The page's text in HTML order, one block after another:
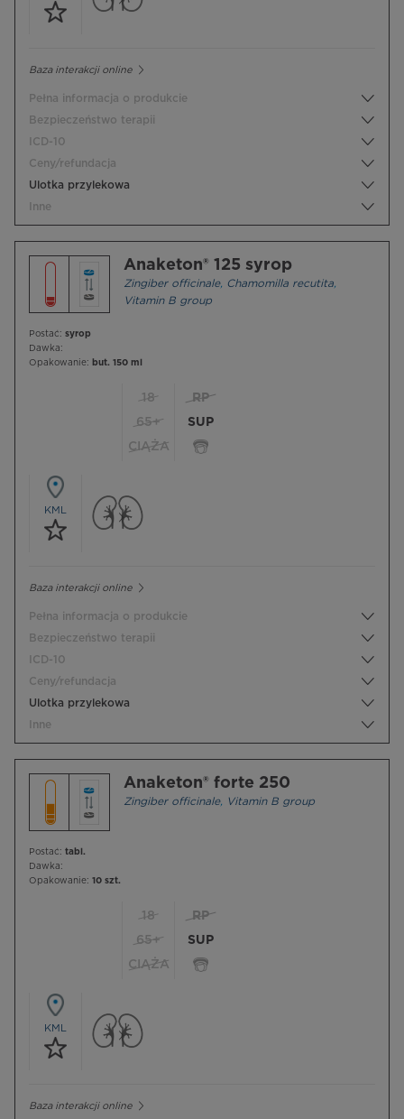
Baza interakcji online
Pełna informacja o produkcie
Bezpieczeństwo terapii
ICD-10
Ceny/refundacja
Ulotka przylekowa
Inne
Anaketon® 125 syrop
Zingiber officinale, Chamomilla recutita,
Vitamin B group
Postać: syrop
Dawka:
Opakowanie: but. 150 ml
18
65+
CIĄŻA
RP
SUP
KML
Baza interakcji online
Pełna informacja o produkcie
Bezpieczeństwo terapii
ICD-10
Ceny/refundacja
Ulotka przylekowa
Inne
Anaketon® forte 250
Zingiber officinale, Vitamin B group
Postać: tabl.
Dawka:
Opakowanie: 10 szt.
18
65+
CIĄŻA
RP
SUP
KML
Baza interakcji online